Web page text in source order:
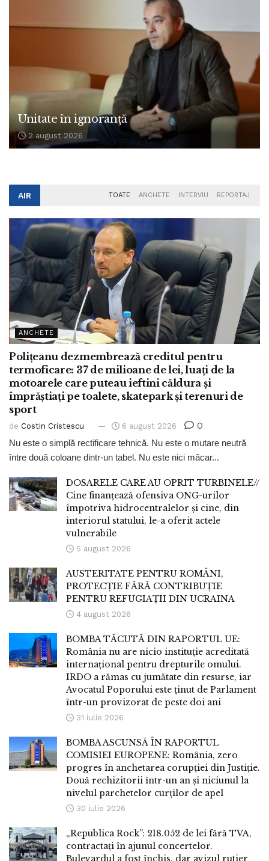
Unitate în ignoranță
2 august 2026
AIR TOATE ANCHETE INTERVIU REPORTAJ
ANCHETE
Polițeanu dezmembrează creditul pentru
termoficare: 37 de milioane de lei, luați de la
motoarele care puteau ieftini căldura și
împrăștiați pe toalete, skatepark și terenuri de
sport
de Costin Cristescu 6 august 2026 0
Nu este o simplă rectificare tehnică. Nu este o mutare neutră
între două coloane dintr-un tabel. Nu este nici măcar...
DOSARELE CARE AU OPRIT TURBINELE//
Cine finanțează ofensiva ONG-urilor
împotriva hidrocentralelor și cine, din
interiorul statului, le-a oferit actele
vulnerabile
5 august 2026
AUSTERITATE PENTRU ROMÂNI,
PROTECȚIE FĂRĂ CONTRIBUȚIE
PENTRU REFUGIAȚII DIN UCRAINA
4 august 2026
BOMBA TĂCUTĂ DIN RAPORTUL UE:
România nu are nicio instituție acreditată
internațional pentru drepturile omului.
IRDO a rămas cu jumătate din resurse, iar
Avocatul Poporului este ținut de Parlament
într-un provizorat de peste doi ani
31 iulie 2026
BOMBA ASCUNSĂ ÎN RAPORTUL
COMISIEI EUROPENE: România, zero
progres în anchetarea corupției din Justiție.
Două rechizitorii într-un an și niciunul la
nivelul parchetelor curților de apel
30 iulie 2026
„Republica Rock”: 218.052 de lei fără TVA,
contractați în ajunul concertelor.
Bulevardul a fost închis, dar avizul rutier